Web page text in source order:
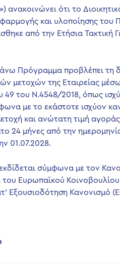
ανακοινώνει ότι το
και υλοποίησης του
από την Ετήσια Τακτική
άνω Πρόγραμμα προβλέπει
μετοχών της Εταιρείας
49 του Ν.4548/2018, όπως
με το εκάστοτε ισχύον
και ανώτατη τιμή
24 μήνες από την
01.07.2028.
σύμφωνα με τον
Ευρωπαϊκού
Εξουσιοδότηση Κανονισμό